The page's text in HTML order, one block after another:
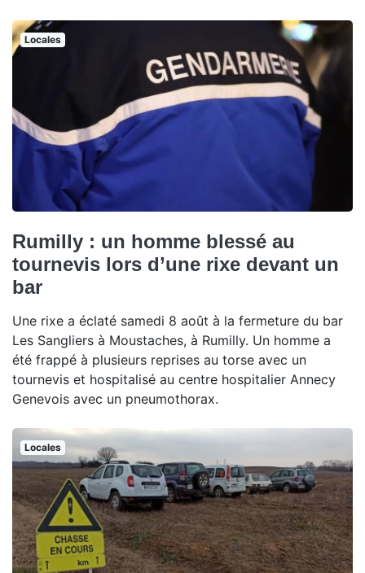
Locales
Rumilly : un homme blessé au
tournevis lors d’une rixe devant un
bar
Une rixe a éclaté samedi 8 août à la fermeture du bar
Les Sangliers à Moustaches, à Rumilly. Un homme a
été frappé à plusieurs reprises au torse avec un
tournevis et hospitalisé au centre hospitalier Annecy
Genevois avec un pneumothorax.
Locales